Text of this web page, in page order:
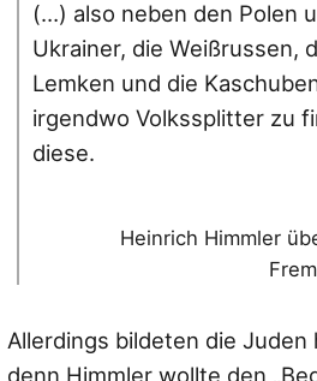
(…) also neben den Polen
Ukrainer, die Weißrussen,
Lemken und die
irgendwo Volkssplitter zu
diese.
Heinrich Himmler
Allerdings bildeten die Juden
denn Himmler wollte den